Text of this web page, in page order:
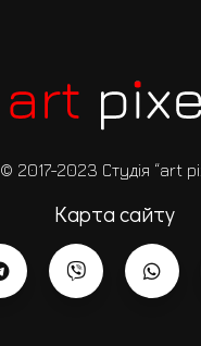
© 2017-2023 Студія “art
Карта сайту